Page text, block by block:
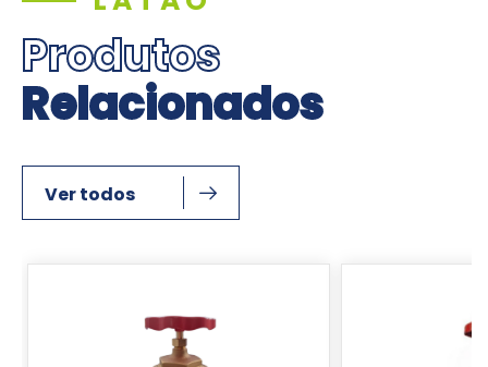
Produtos
Relacionados
Ver todos